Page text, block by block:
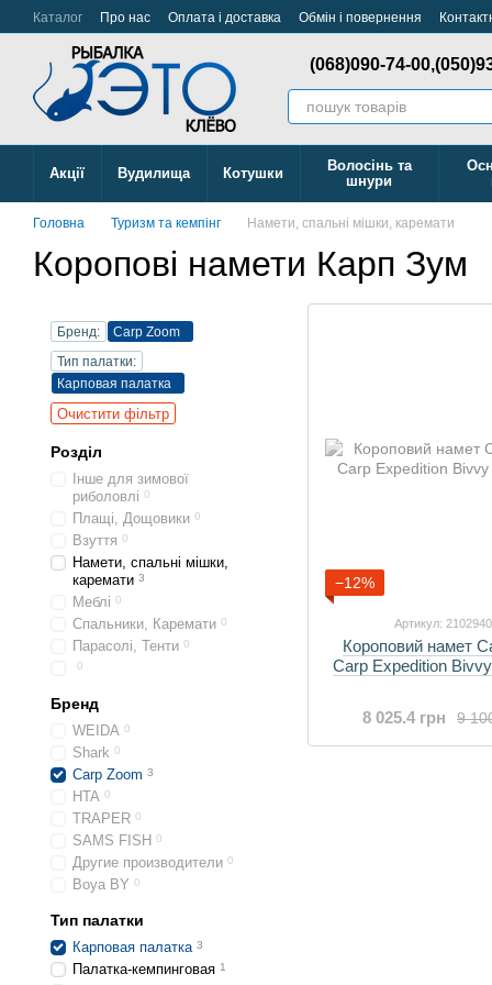
Перейти до основного контенту
Каталог Про нас Оплата і доставка Обмін і повернення
Відстежити Замовлення
(068)090-74-00,
Акції Вудилища Котушки
Волосінь та
шнури
Головна Туризм та кемпінг Намети, спальні мішки, каремати
Коропові намети Карп Зум
−12%
Артикул:
Короповий намет
Carp Expedition
9
8 025.4 грн
Бренд:
Carp Zoom
Тип палатки:
Карповая палатка
Очистити фільтр
Розділ
Інше для зимової
риболовлі 0
Плащі, Дощовики 0
Взуття 0
Намети, спальні мішки,
каремати 3
Меблі 0
Спальники, Каремати 0
Парасолі, Тенти 0
0
Бренд
WEIDA 0
Shark 0
Carp Zoom 3
HTA 0
TRAPER 0
SAMS FISH 0
Другие производители 0
Boya BY 0
Тип палатки
Карповая палатка 3
Палатка-кемпинговая 1